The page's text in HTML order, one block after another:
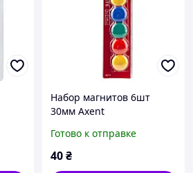
Набор магнитов 6шт
30мм Axent
Готово к отправке
40₴